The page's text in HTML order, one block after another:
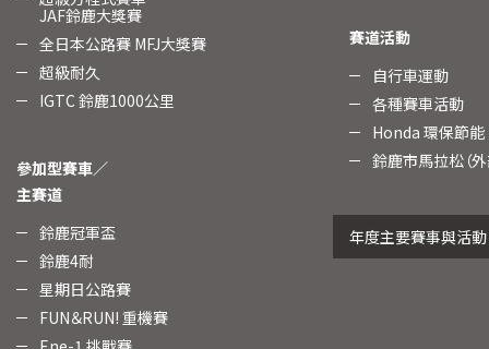
JAF鈴鹿大獎賽
全日本公路賽 MFJ大獎賽
超級耐久
IGTC 鈴鹿1000公里
參加型賽車／
主賽道
鈴鹿冠軍盃
鈴鹿4耐
星期日公路賽
FUN＆RUN! 重機賽
賽道活動
自行車運動
各種賽車活動
Honda 環保節能
鈴鹿市馬拉松（外
年度主要賽事與活動